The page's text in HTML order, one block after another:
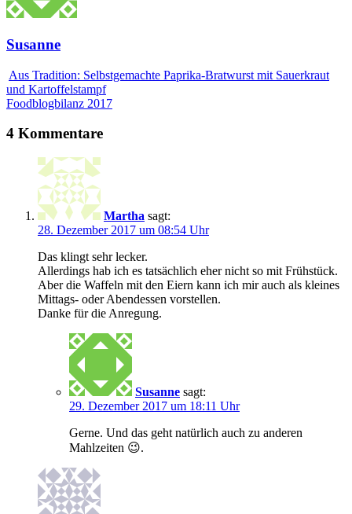
Susanne
Aus Tradition: Selbstgemachte Paprika-Bratwurst mit Sauerkraut
und Kartoffelstampf
Foodblogbilanz 2017
4 Kommentare
Martha sagt:
28. Dezember 2017 um 08:54 Uhr
Das klingt sehr lecker.
Allerdings hab ich es tatsächlich eher nicht so mit Frühstück.
Aber die Waffeln mit den Eiern kann ich mir auch als kleines
Mittags- oder Abendessen vorstellen.
Danke für die Anregung.
Susanne sagt:
29. Dezember 2017 um 18:11 Uhr
Gerne. Und das geht natürlich auch zu anderen
Mahlzeiten 😉.